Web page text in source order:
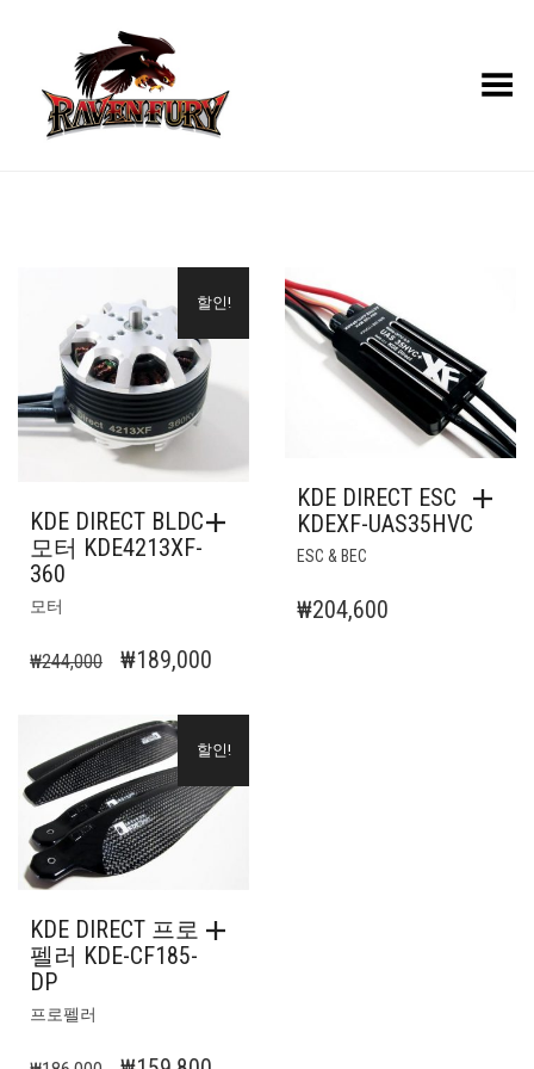
Toggle Menu
할인!
KDE DIRECT BLDC
모터 KDE4213XF-
360
모터
₩244,000
원
가
격:
₩244,000.
₩189,000
격:
₩189,000.
KDE DIRECT ESC
KDEXF-UAS35HVC
ESC & BEC
₩204,600
할인!
KDE DIRECT 프로
펠러 KDE-CF185-
DP
프로펠러